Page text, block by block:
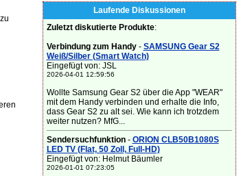
Laufende Diskussionen
Zuletzt diskutierte Produkte:
Verbindung zum Handy- SAMSUNG Gear S2
Weiß/Silber (Smart Watch)
Eingefügt von: JSL
2026-04-01 12:59:56
Wollte Samsung Gear S2 über die App "WEAR"
mit dem Handy verbinden und erhalte die Info,
dass Gear S2 zu alt sei. Wie kann ich trotzdem
weiter nutzen? MfG...
Sendersuchfunktion- ORION CLB50B1080S
LED TV (Flat, 50 Zoll, Full-HD)
Eingefügt von: Helmut Bäumler
2026-01-01 07:23:05